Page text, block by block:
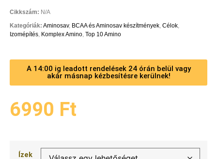
Cikkszám: N/A
Kategóriák: Aminosav, BCAA és Aminosav készítmények, Célok,
Izomépítés, Komplex Amino, Top 10 Amino
A 14:00 ig leadott rendelések 24 órán belül vagy
akár másnap kézbesítésre kerülnek!
6990 Ft
Ízek